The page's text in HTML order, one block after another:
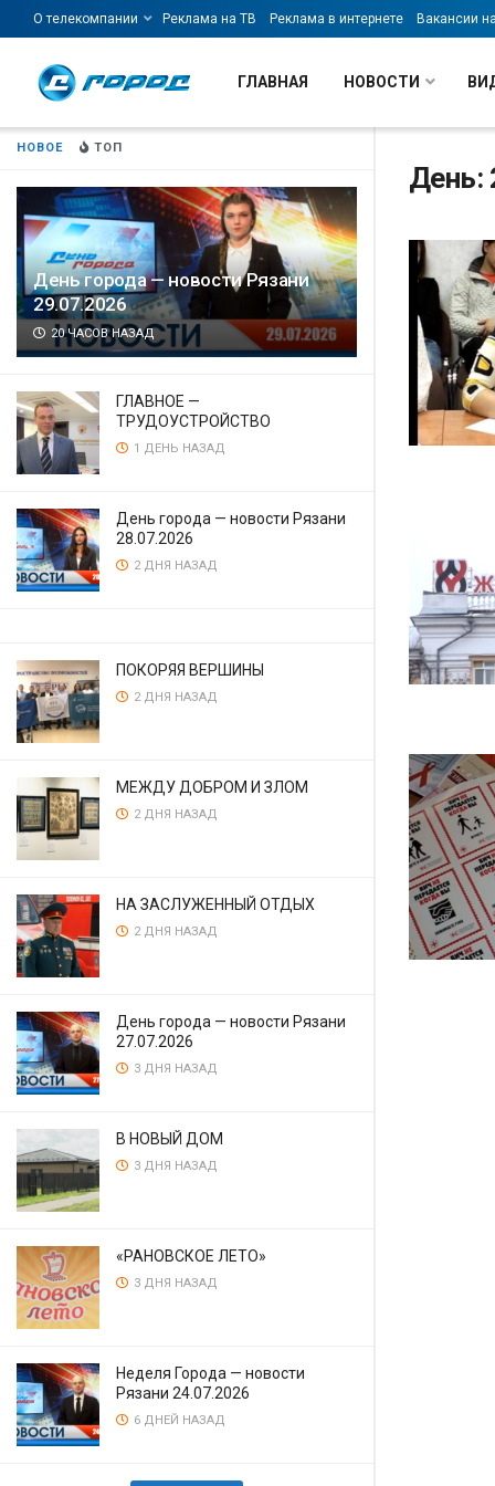
НОВОЕ ТОП
День города — новости Рязани
29.07.2026
20 ЧАСОВ НАЗАД
ГЛАВНОЕ —
ТРУДОУСТРОЙСТВО
1 ДЕНЬ НАЗАД
День города — новости Рязани
28.07.2026
2 ДНЯ НАЗАД
ПОКОРЯЯ ВЕРШИНЫ
2 ДНЯ НАЗАД
МЕЖДУ ДОБРОМ И ЗЛОМ
2 ДНЯ НАЗАД
НА ЗАСЛУЖЕННЫЙ ОТДЫХ
2 ДНЯ НАЗАД
День города — новости Рязани
27.07.2026
3 ДНЯ НАЗАД
В НОВЫЙ ДОМ
3 ДНЯ НАЗАД
«РАНОВСКОЕ ЛЕТО»
3 ДНЯ НАЗАД
Неделя Города — новости
Рязани 24.07.2026
6 ДНЕЙ НАЗАД
О телекомпании Реклама на ТВ Реклама в интернете Вакансии
ГЛАВНАЯ НОВОСТИ
День: